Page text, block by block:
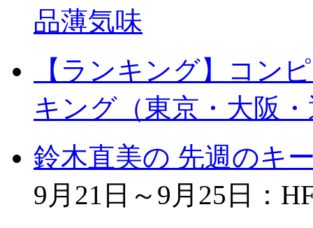
品薄気味
【ランキング】コン
キング（東京・大阪
鈴木直美の 先週のキ
9月21日～9月25日：